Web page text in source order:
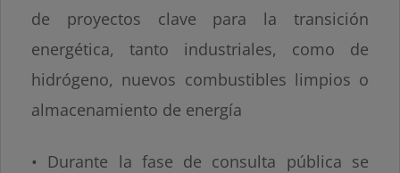
de proyectos clave para la transición
energética, tanto industriales, como de
hidrógeno, nuevos combustibles limpios o
almacenamiento de energía
• Durante la fase de consulta pública se